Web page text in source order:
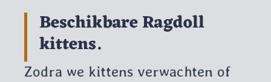
Beschikbare Ragdoll
kittens.
Zodra we kittens verwachten of